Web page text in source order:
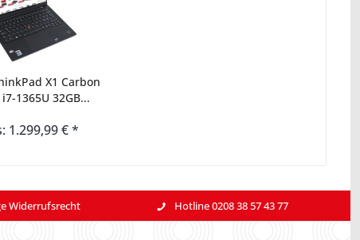
X1 Carbon
1365U 32GB...
1.299,99 € *
Widerrufsrecht Hotline 0208 38 57 43 77